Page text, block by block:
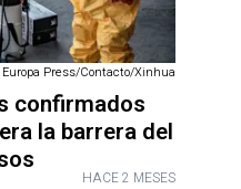
Europa Press/Contacto/Xinhua
confirmados
la barrera del
HACE 2 MESES